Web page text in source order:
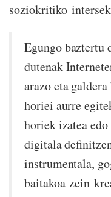
soziokritiko
Egungo baztertu
dutenak
arazo eta
horiei aurre
horiek izatea
digitala
instrumentala,
baitakoa zein